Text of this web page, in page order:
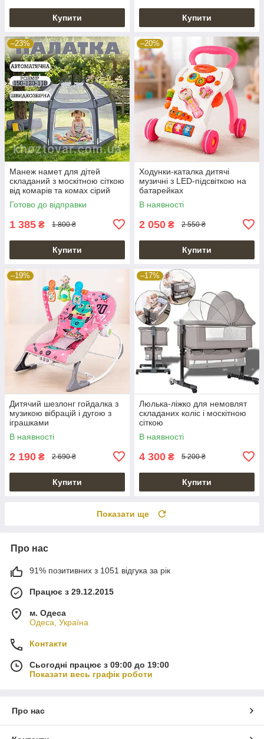
Купити Купити
–23%
Манеж намет для дітей
складаний з москітною сіткою
від комарів та комах сірий
Готово до відправки
1 385 ₴ 1 800 ₴
Купити
–20%
Ходунки-каталка дитячі
музичні з LED-підсвіткою на
батарейках
В наявності
2 050 ₴ 2 550 ₴
Купити
–19%
Дитячий шезлонг гойдалка з
музикою вібрацій і дугою з
іграшками
В наявності
2 190 ₴ 2 690 ₴
Купити
–17%
Люлька-ліжко для немовлят
складаних коліс і москітною
сіткою
В наявності
4 300 ₴ 5 200 ₴
Купити
Показати ще
Про нас
91% позитивних з 1051 відгука за рік
Працює з 29.12.2015
м. Одеса
Одеса, Україна
Контакти
Сьогодні працює з 09:00 до 19:00
Показати весь графік роботи
Про нас